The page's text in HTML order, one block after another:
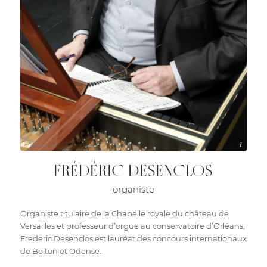
Photo Jean Dubrana
FRÉDÉRIC DESENCLOS
organiste
Organiste titulaire de la Chapelle royale du château de
Versailles et professeur d’orgue au conservatoire d’Orléans,
Frederic Desenclos est lauréat des concours internationaux
de Bolton et Odense.